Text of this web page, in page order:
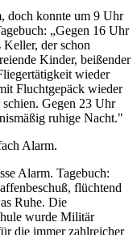
doch konnte um 9 Uhr
„Gegen 16 Uhr
der schon
Kinder, beißender
wieder
Fluchtgepäck wieder
Gegen 23 Uhr
ruhige Nacht."
Alarm.
Alarm. Tagebuch:
flüchtend
Ruhe. Die
wurde Militär
die immer zahlreicher